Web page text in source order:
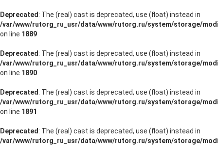
Deprecated : The (real) cast is deprecated, use (float) instead in
/var/www/rutorg_ru_usr/data/www/rutorg.ru/system/storage/
on line 1889
Deprecated : The (real) cast is deprecated, use (float) instead in
/var/www/rutorg_ru_usr/data/www/rutorg.ru/system/storage/
on line 1890
Deprecated : The (real) cast is deprecated, use (float) instead in
/var/www/rutorg_ru_usr/data/www/rutorg.ru/system/storage/
on line 1891
Deprecated : The (real) cast is deprecated, use (float) instead in
/var/www/rutorg_ru_usr/data/www/rutorg.ru/system/storage/